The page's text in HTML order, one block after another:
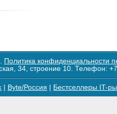
Политика конфиденциальности
34, строение 10. Телефон:
Byte/Россия Бестселлеры IT-